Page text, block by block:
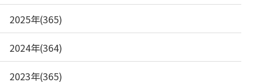
2025年(365)
2024年(364)
2023年(365)